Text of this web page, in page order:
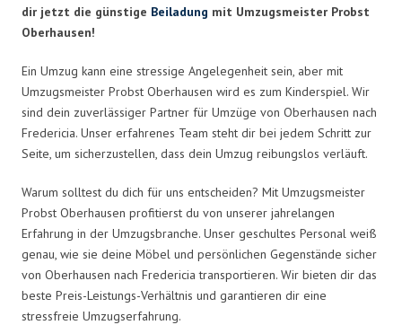
dir jetzt die günstige Beiladung mit Umzugsmeister Probst
Oberhausen!
Ein Umzug kann eine stressige Angelegenheit sein, aber mit
Umzugsmeister Probst Oberhausen wird es zum Kinderspiel. Wir
sind dein zuverlässiger Partner für Umzüge von Oberhausen nach
Fredericia. Unser erfahrenes Team steht dir bei jedem Schritt zur
Seite, um sicherzustellen, dass dein Umzug reibungslos verläuft.
Warum solltest du dich für uns entscheiden? Mit Umzugsmeister
Probst Oberhausen profitierst du von unserer jahrelangen
Erfahrung in der Umzugsbranche. Unser geschultes Personal weiß
genau, wie sie deine Möbel und persönlichen Gegenstände sicher
von Oberhausen nach Fredericia transportieren. Wir bieten dir das
beste Preis-Leistungs-Verhältnis und garantieren dir eine
stressfreie Umzugserfahrung.